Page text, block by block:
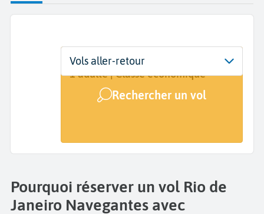
Départ
Rio de Janeiro (RIO)
Dates
Dates de votre voyage
Voyageurs | Classe
1 adulte | Classe économique
Rechercher un vol
Vols aller-retour
Pourquoi réserver un vol Rio de
Janeiro Navegantes avec